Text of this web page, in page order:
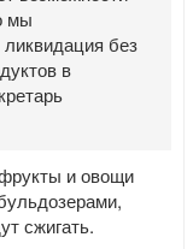
мы
без
в
и овощи
сжигать.